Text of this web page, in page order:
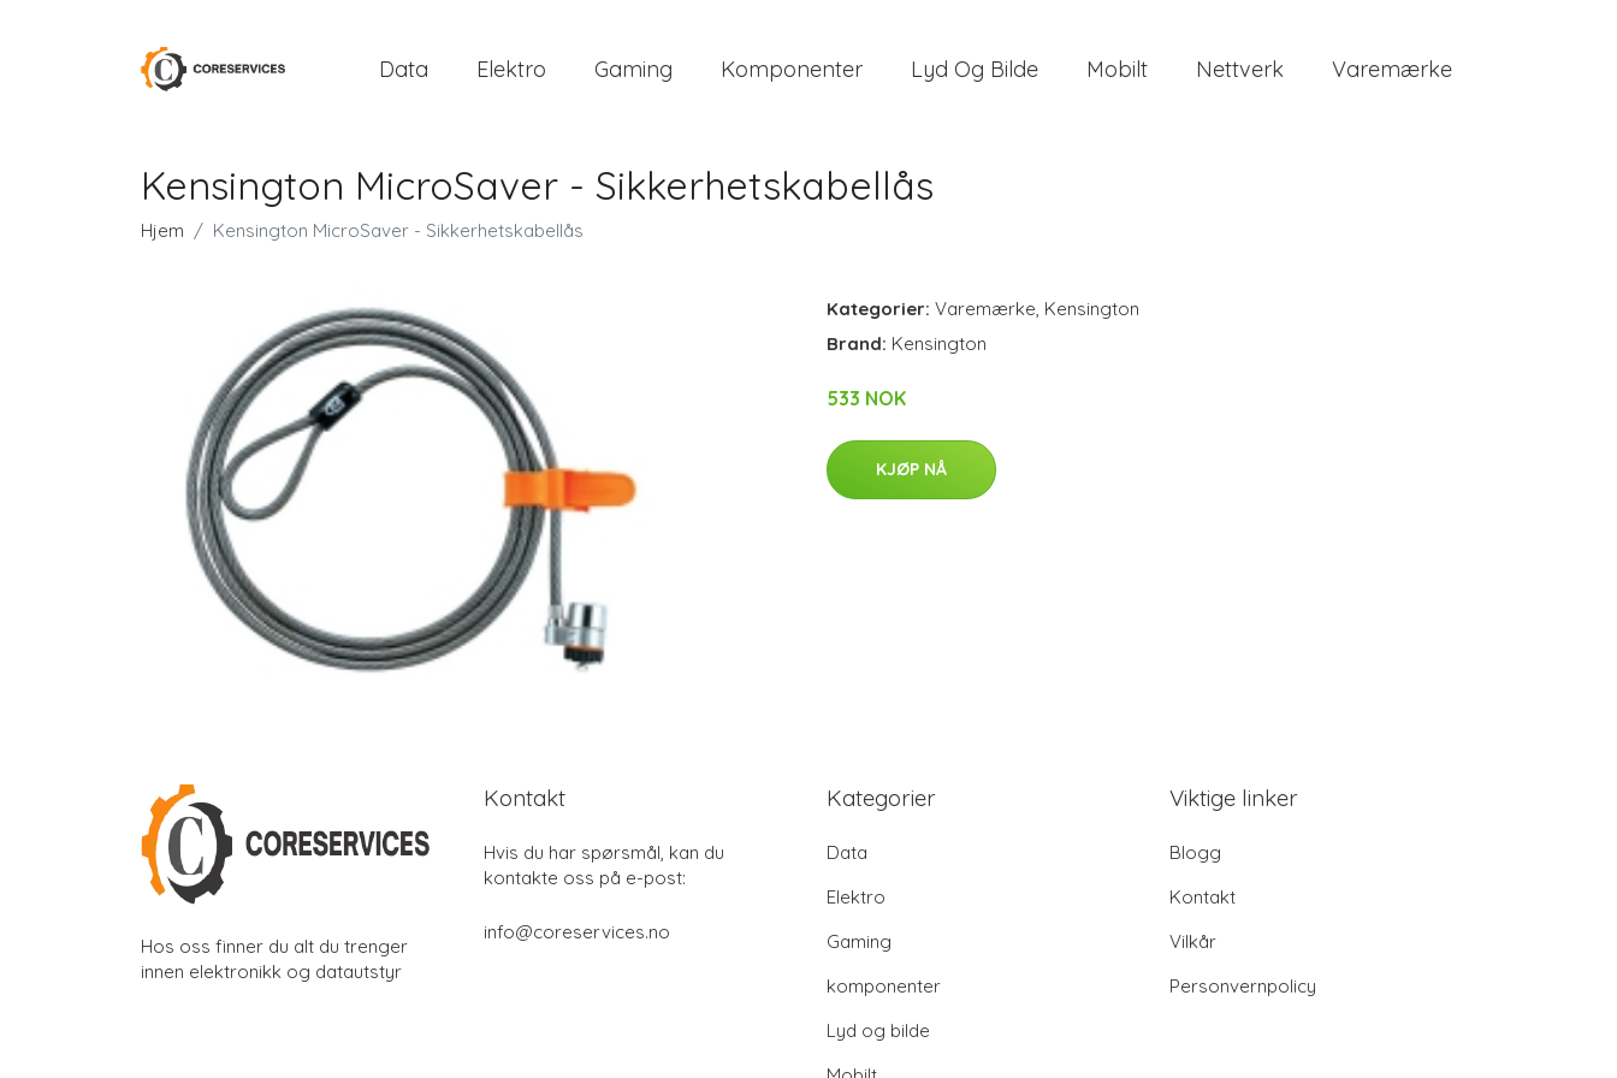
Data Elektro Gaming Komponenter Lyd Og Bilde Mobilt Nettverk Varemærke
Kensington MicroSaver - Sikkerhetskabellås
Hjem Kensington MicroSaver - Sikkerhetskabellås
Kategorier: Varemærke, Kensington
Brand: Kensington
533 NOK
KJØP NÅ
Hos oss finner du alt du trenger
innen elektronikk og datautstyr
Kontakt
Hvis du har spørsmål, kan du
kontakte oss på e-post:
info@coreservices.no
Kategorier
Data
Elektro
Gaming
komponenter
Lyd og bilde
Viktige linker
Blogg
Kontakt
Vilkår
Personvernpolicy